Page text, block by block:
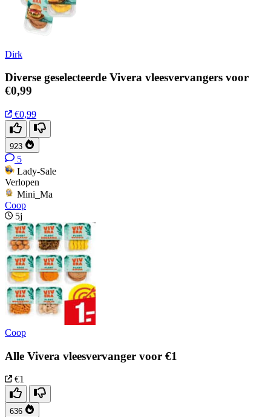
Dirk
Diverse geselecteerde Vivera vleesvervangers voor
€0,99
€0,99
923
5
Lady-Sale
Verlopen
Mini_Ma
Coop
5j
Coop
Alle Vivera vleesvervanger voor €1
€1
636